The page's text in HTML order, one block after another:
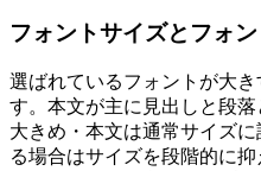
フォントサイズとフォ
選ばれているフォントが大
す。本文が主に見出しと段
大きめ・本文は通常サイズ
る場合はサイズを段階的に